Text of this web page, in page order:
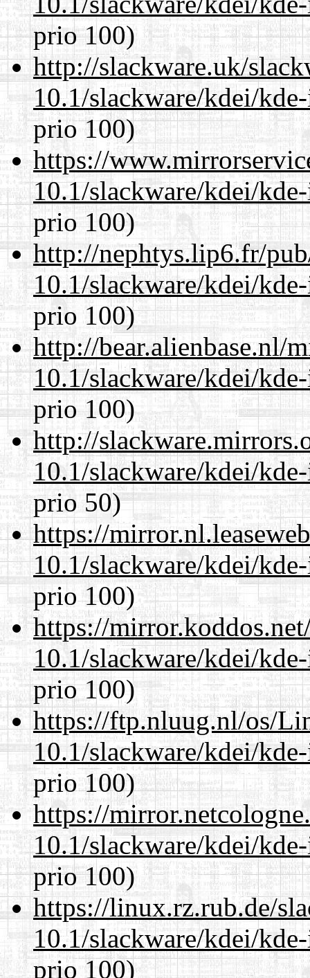
prio 100)
http://slackware.uk/
10.1/slackware/kdei/
prio 100)
https://
10.1/slackware/kdei/
prio 100)
http://nephtys.lip6.fr/
10.1/slackware/kdei/
prio 100)
http://bear.alienbase.nl/
10.1/slackware/kdei/
prio 100)
http://
10.1/slackware/kdei/
prio 50)
https://
10.1/slackware/kdei/
prio 100)
https://
10.1/slackware/kdei/
prio 100)
https://ftp.nluug.nl/os/
10.1/slackware/kdei/
prio 100)
https://
10.1/slackware/kdei/
prio 100)
https://linux.rz.rub.de/
10.1/slackware/kdei/
prio 100)